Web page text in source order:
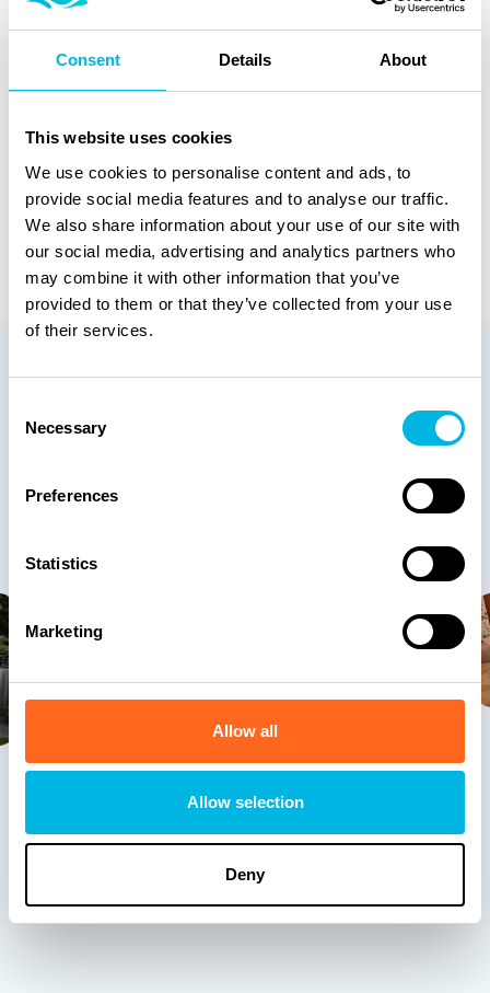
Consent Details About
This website uses cookies
We use cookies to personalise content and ads, to
provide social media features and to analyse our traffic.
We also share information about your use of our site with
our social media, advertising and analytics partners who
may combine it with other information that you’ve
provided to them or that they’ve collected from your use
of their services.
Selection
Necessary
Preferences
Statistics
Marketing
Allow all
Allow selection
Deny
privacyverklaring
Slide 3 of 16.
Doe hier inspiratie op voor jouw tuin (met een